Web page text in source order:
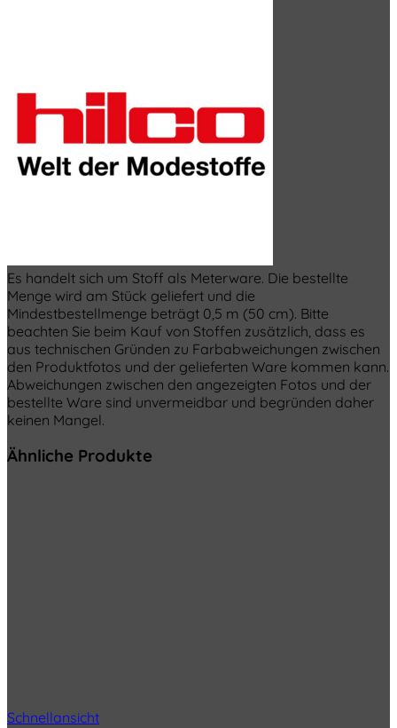
Es handelt sich um Stoff als Meterware. Die bestellte
Menge wird am Stück geliefert und die
Mindestbestellmenge beträgt 0,5 m (50 cm). Bitte
beachten Sie beim Kauf von Stoffen zusätzlich, dass es
aus technischen Gründen zu Farbabweichungen zwischen
den Produktfotos und der gelieferten Ware kommen kann.
Abweichungen zwischen den angezeigten Fotos und der
bestellte Ware sind unvermeidbar und begründen daher
keinen Mangel.
Ähnliche Produkte
Schnellansicht